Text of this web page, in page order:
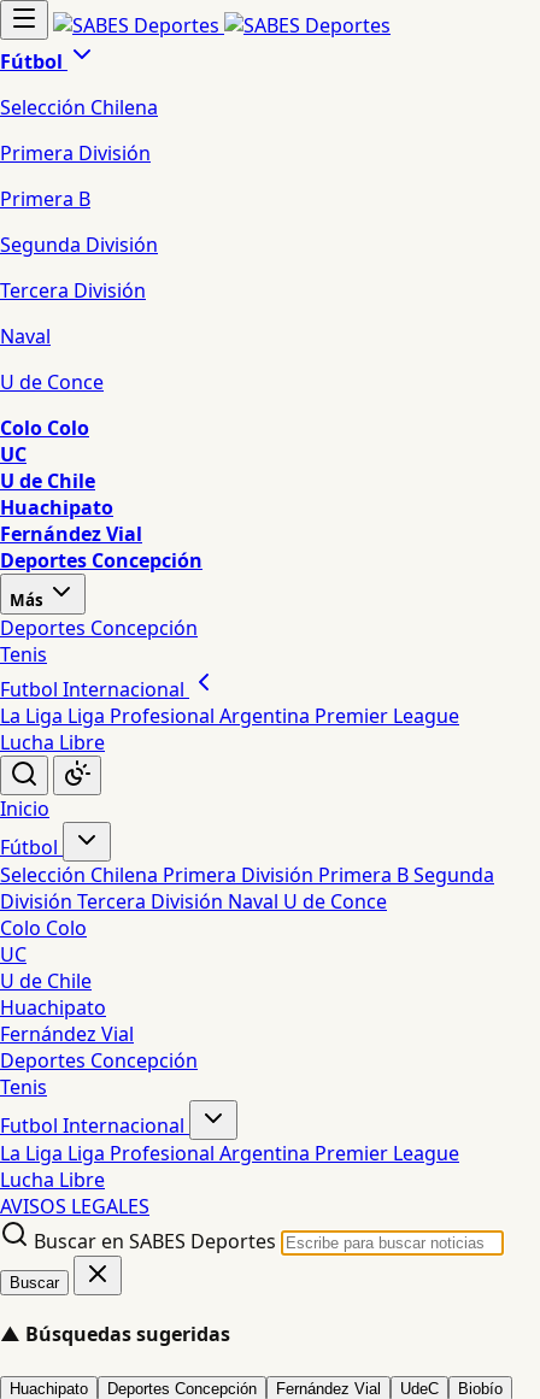
Fútbol
Selección Chilena
Primera División
Primera B
Segunda División
Tercera División
Naval
U de Conce
Colo Colo
UC
U de Chile
Huachipato
Fernández Vial
Deportes Concepción
Más
Deportes Concepción
Tenis
Futbol Internacional
La Liga Liga Profesional Argentina Premier League
Lucha Libre
Inicio
Fútbol
Selección Chilena Primera División Primera BSegunda
División Tercera División Naval U de Conce
Colo Colo
UC
U de Chile
Huachipato
Fernández Vial
Deportes Concepción
Tenis
Futbol Internacional
La Liga Liga Profesional Argentina Premier League
Lucha Libre
AVISOS LEGALES
Buscar en SABES Deportes
Buscar
▲ Búsquedas sugeridas
Huachipato Deportes Concepción Fernández Vial UdeC Biobío